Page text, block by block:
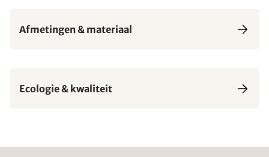
Afmetingen & materiaal
Ecologie & kwaliteit